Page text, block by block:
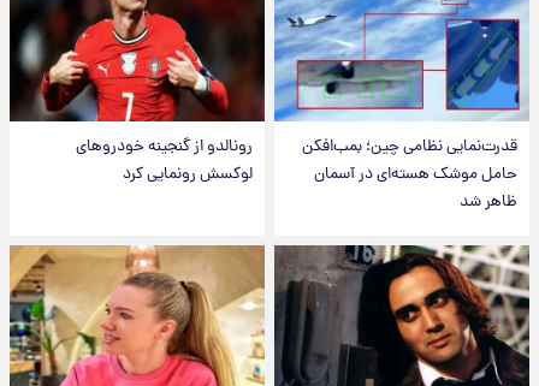
قدرت‌نمایی نظامی چین؛ بمب‌افکن
حامل موشک هسته‌ای در آسمان
ظاهر شد
رونالدو از گنجینه خودروهای
لوکسش رونمایی کرد